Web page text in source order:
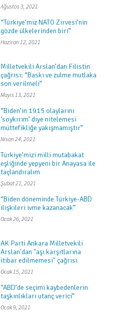
Ağustos 3, 2021
“Türkiye’miz NATO Zirvesi’nin
gözde ülkelerinden biri”
Haziran 12, 2021
Milletvekili Arslan’dan Filistin
çağrısı: “Baskı ve zulme mutlaka
son verilmeli”
Mayıs 13, 2021
“Biden’in 1915 olaylarını
‘soykırım’ diye nitelemesi
müttefikliğe yakışmamıştır”
Nisan 24, 2021
Türkiye’mizi milli mutabakat
eşliğinde yepyeni bir Anayasa ile
taçlandıralım
Şubat 21, 2021
“Biden döneminde Türkiye-ABD
ilişkileri ivme kazanacak”
Ocak 26, 2021
AK Parti Ankara Milletvekili
Arslan'dan "aşı karşıtlarına
itibar edilmemesi" çağrısı
Ocak 15, 2021
“ABD’de seçimi kaybedenlerin
taşkınlıkları utanç verici”
Ocak 9, 2021